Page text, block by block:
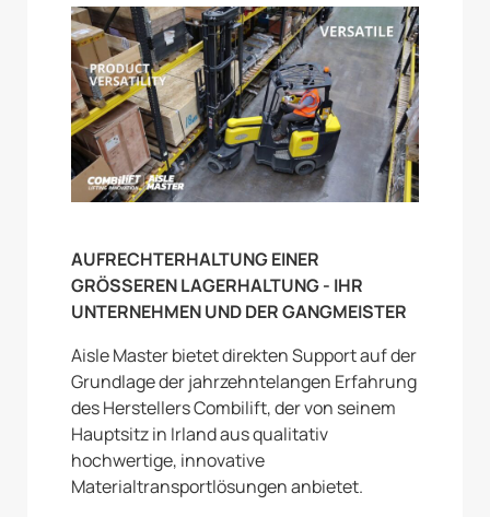
AUFRECHTERHALTUNG EINER
GRÖSSEREN LAGERHALTUNG - IHR
UNTERNEHMEN UND DER GANGMEISTER
Aisle Master bietet direkten Support auf der
Grundlage der jahrzehntelangen Erfahrung
des Herstellers Combilift, der von seinem
Hauptsitz in Irland aus qualitativ
hochwertige, innovative
Materialtransportlösungen anbietet.